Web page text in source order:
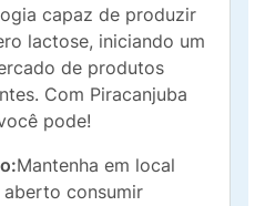
capaz de produzir
lactose, iniciando um
de produtos
Com Piracanjuba
pode!
Mantenha em local
consumir